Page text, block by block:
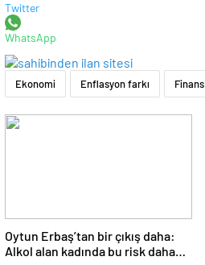
Twitter
WhatsApp
Ekonomi Enflasyon farkı Finans
Oytun Erbaş’tan bir çıkış daha:
Alkol alan kadında bu risk daha